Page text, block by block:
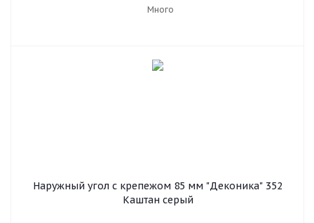
Много
Наружный угол с крепежом 85 мм "Деконика" 352
Каштан серый